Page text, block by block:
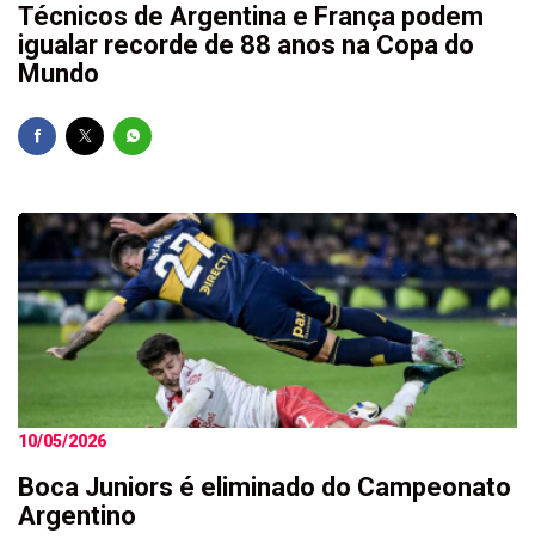
Técnicos de Argentina e França podem
igualar recorde de 88 anos na Copa do
Mundo
10/05/2026
Boca Juniors é eliminado do Campeonato
Argentino